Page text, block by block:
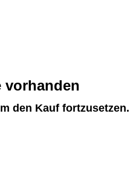
vorhanden
den Kauf fortzusetzen.